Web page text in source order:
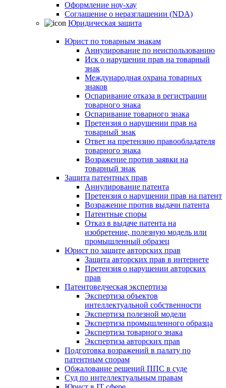
Оформление ноу-хау
Соглашение о неразглашении (NDA)
Юридическая защита
Юрист по товарным знакам
Аннулирование по неиспользованию
Иск о нарушении прав на товарный
знак
Международная охрана товарных
знаков
Оспаривание отказа в регистрации
товарного знака
Оспаривание товарного знака
Претензия о нарушении прав на
товарный знак
Ответ на претензию правообладателя
товарного знака
Возражение против заявки на
товарный знак
Защита патентных прав
Аннулирование патента
Претензия о нарушении прав на патент
Возражение против выдачи патента
Патентные споры
Отказ в выдаче патента на
изобретение, полезную модель или
промышленный образец
Юрист по защите авторских прав
Защита авторских прав в интернете
Претензия о нарушении авторских
прав
Патентоведческая экспертиза
Экспертиза объектов
интеллектуальной собственности
Экспертиза полезной модели
Экспертиза промышленного образца
Экспертиза товарного знака
Экспертиза авторских прав
Подготовка возражений в палату по
патентным спорам
Обжалование решений ППС в суде
Суд по интеллектуальным правам